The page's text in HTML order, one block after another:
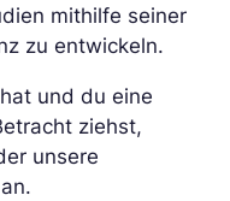
mithilfe seiner
zu entwickeln.
und du eine
ziehst,
unsere